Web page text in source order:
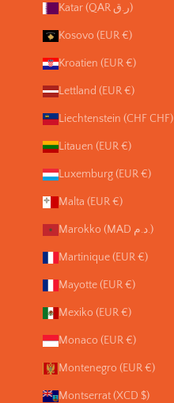
Katar (QAR ر.ق)
Kosovo (EUR €)
Kroatien (EUR €)
Lettland (EUR €)
Liechtenstein (CHF CHF)
Litauen (EUR €)
Luxemburg (EUR €)
Malta (EUR €)
Marokko (MAD د.م.)
Martinique (EUR €)
Mayotte (EUR €)
Mexiko (EUR €)
Monaco (EUR €)
Montenegro (EUR €)
Montserrat (XCD $)